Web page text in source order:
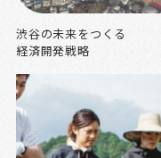
渋谷の未来をつくる
経済開発戦略